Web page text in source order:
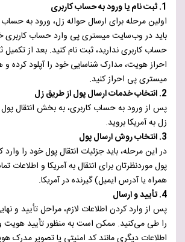
1. ثبت نام یا ورود به حساب کاربری
اولین مرحله برای ارسال حواله زل، ورود به
باید در وب‌سایت میستری پی وارد حساب کاربری
حساب کاربری ندارید، ثبت نام کنید. بعد از
احراز هویت، مدارک شناسایی خود را آپلود کرده
میستری پی احراز کنید.
2. انتخاب خدمات ارسال پول از طریق زل
پس از ورود به حساب کاربری، به بخش انتقال پول
زل به آمریکا بروید.
3. انتخاب روش ارسال پول
در این مرحله، باید جزئیات انتقال پول خود را وارد
پول موردنظرتان برای انتقال به آمریکا و اطلاعات
همراه یا آدرس ایمیل) گیرنده در آمریکا.
4. تأیید و ارسال
پس از وارد کردن اطلاعات لازم، مراحل تأیید و
را طی می‌کنید. ممکن است به منظور تأیید هویت
اطلاعات دیگری مانند کد امنیتی یا تصویر مدرک